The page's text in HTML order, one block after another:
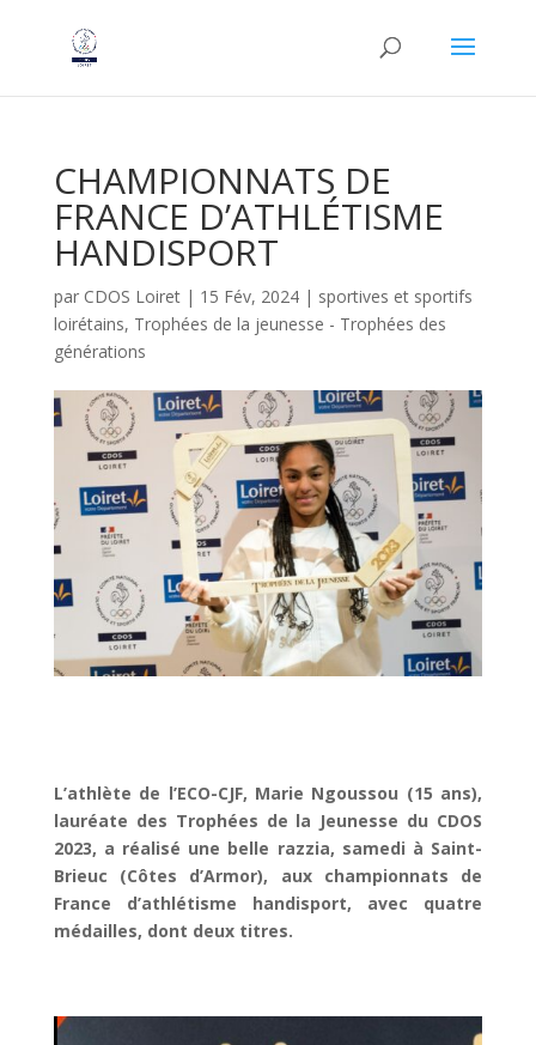
CHAMPIONNATS DE
FRANCE D’ATHLÉTISME
HANDISPORT
par CDOS Loiret| 15 Fév, 2024| sportives et sportifs
loirétains, Trophées de la jeunesse - Trophées des
générations
L’athlète de l’ECO-CJF, Marie Ngoussou (15 ans),
lauréate des Trophées de la Jeunesse du CDOS
2023, a réalisé une belle razzia, samedi à Saint-
Brieuc (Côtes d’Armor), aux championnats de
France d’athlétisme handisport, avec quatre
médailles, dont deux titres.